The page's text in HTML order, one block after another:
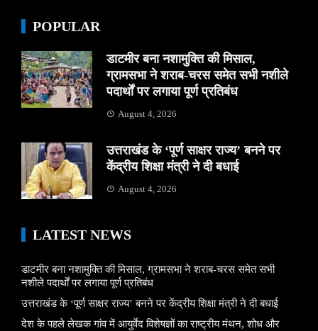
POPULAR
डाटमीर बना नशामुक्ति की मिसाल,
ग्रामसभा ने शराब-चरस समेत सभी नशीले
पदार्थों पर लगाया पूर्ण प्रतिबंध
August 4, 2026
उत्तराखंड के ‘पूर्ण साक्षर राज्य’ बनने पर
केंद्रीय शिक्षा मंत्री ने दी बधाई
August 4, 2026
LATEST NEWS
डाटमीर बना नशामुक्ति की मिसाल, ग्रामसभा ने शराब-चरस समेत सभी
नशीले पदार्थों पर लगाया पूर्ण प्रतिबंध
उत्तराखंड के ‘पूर्ण साक्षर राज्य’ बनने पर केंद्रीय शिक्षा मंत्री ने दी बधाई
देश के पहले लेखक गांव में आयुर्वेद विशेषज्ञों का राष्ट्रीय मंथन, शोध और